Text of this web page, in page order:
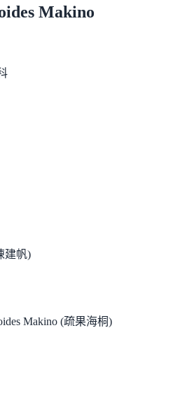
Makino
建帆)
Makino (疏果海桐)